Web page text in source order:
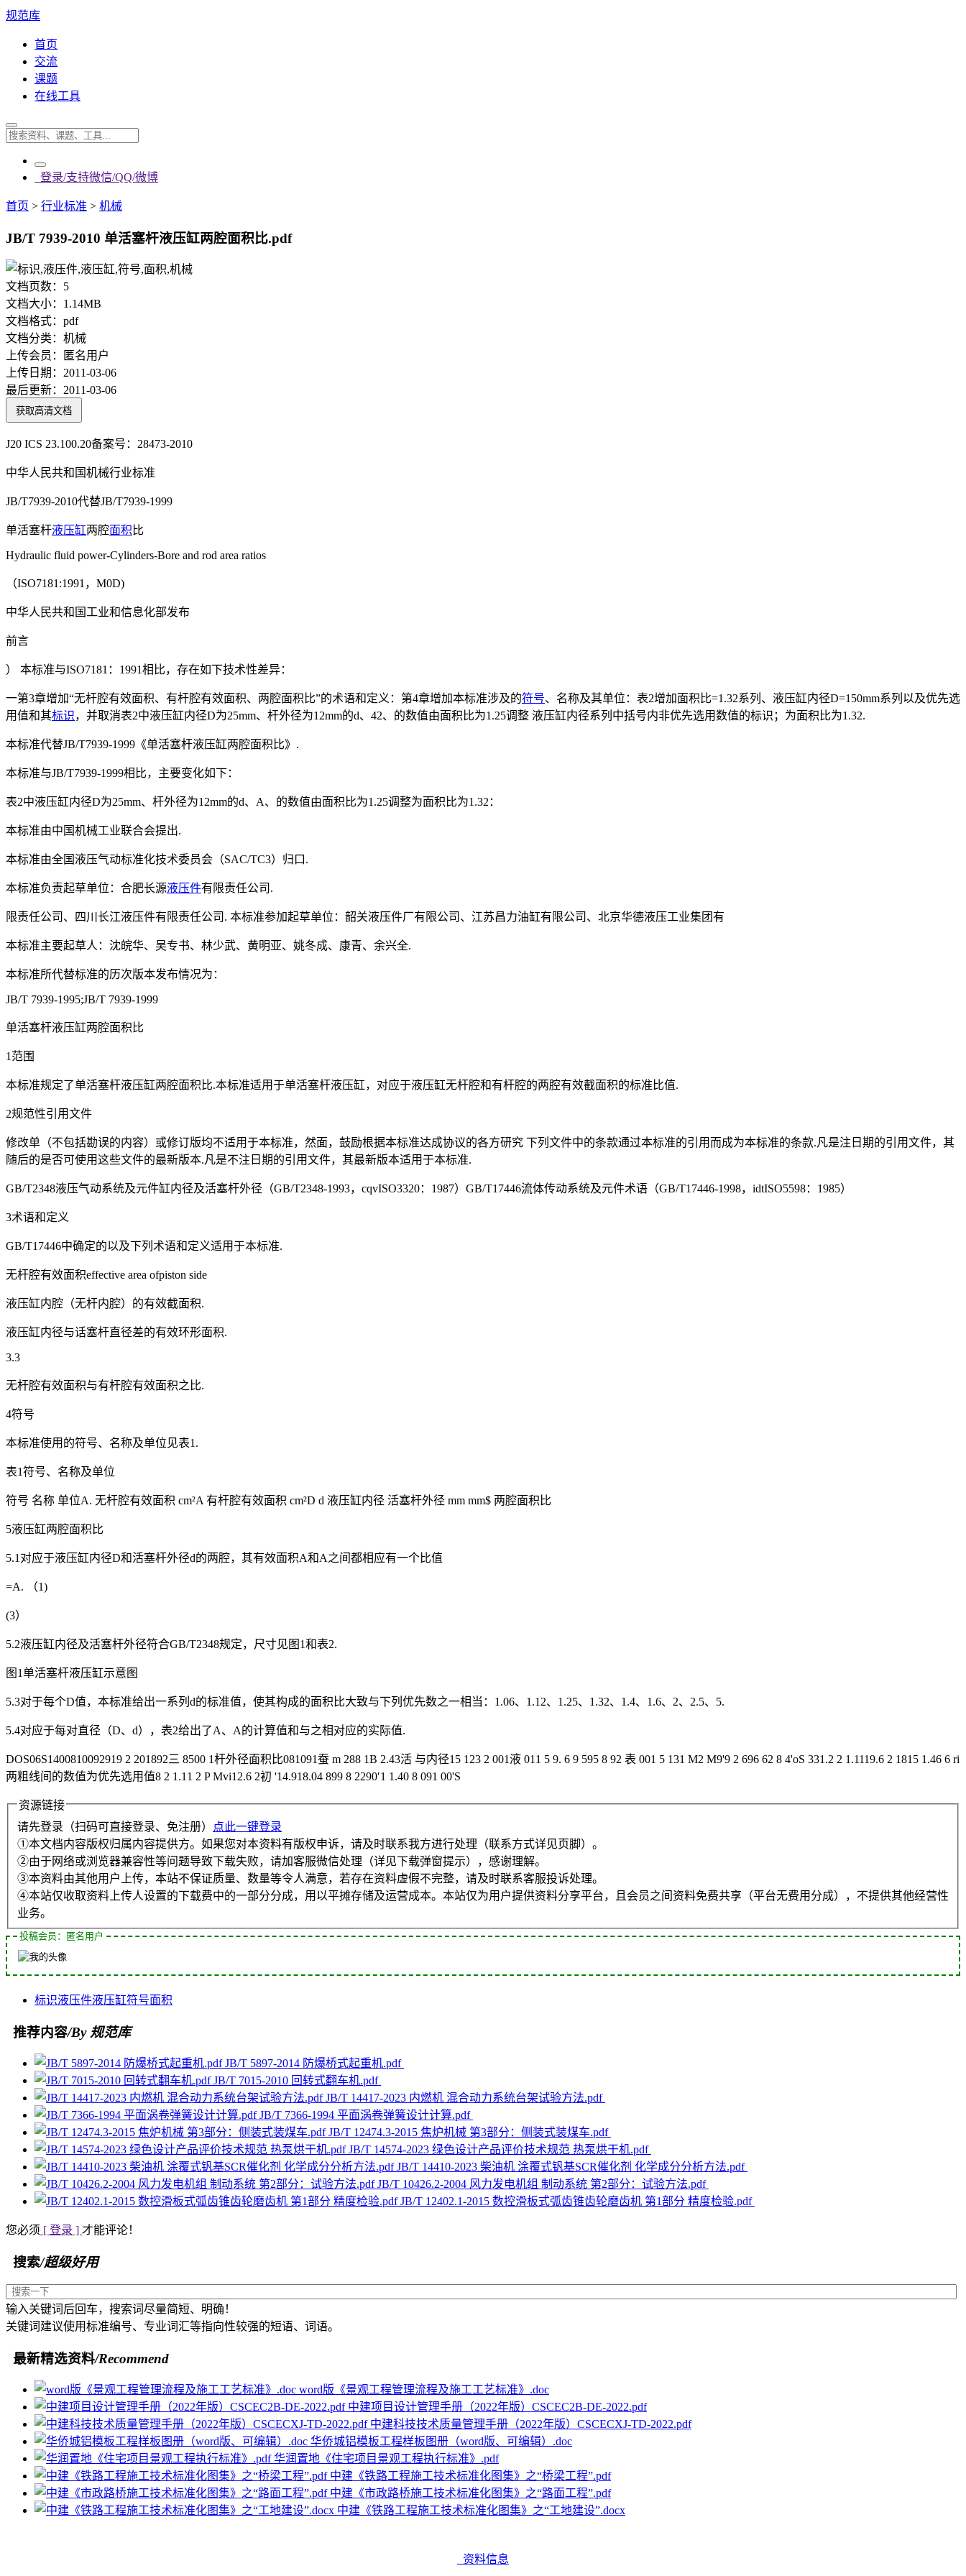
规范库
首页
交流
课题
在线工具
登录/支持微信/QQ/微博
首页 > 行业标准 > 机械
JB/T 7939-2010 单活塞杆液压缸两腔面积比.pdf
文档页数： 5
文档大小： 1.14MB
文档格式： pdf
文档分类： 机械
上传会员：
匿名用户
上传日期： 2011-03-06
最后更新： 2011-03-06
获取高清文档
J20 ICS 23.100.20备案号：28473-2010
中华人民共和国机械行业标准
JB/T7939-2010代替JB/T7939-1999
单活塞杆液压缸两腔面积 比
Hydraulic fluid power-Cylinders-Bore and rod area ratios
（ISO7181:1991，M0D)
中华人民共和国工业和信息化部发布
前言
） 本标准与ISO7181：1991相比，存在如下技术性差异：
一第3章增加“无杆腔有效面积、有杆腔有效面积、两腔面积比”的术语和定义：第4章增加本标准涉及的符号、名称及其单位：表2增加面积比=1.32系列、液压缸内径D=150mm系列以及优先选
用值和其标识，并取消表2中液压缸内径D为25mm、杆外径为12mm的d、42、的数值由面积比为1.25调整 液压缸内径系列中括号内非优先选用数值的标识；为面积比为1.32.
本标准代替JB/T7939-1999《单活塞杆液压缸两腔面积比》.
本标准与JB/T7939-1999相比，主要变化如下：
表2中液压缸内径D为25mm、杆外径为12mm的d、A、的数值由面积比为1.25调整为面积比为1.32：
本标准由中国机械工业联合会提出.
本标准由全国液压气动标准化技术委员会（SAC/TC3）归口.
本标准负责起草单位：合肥长源液压件有限责任公司.
限责任公司、四川长江液压件有限责任公司. 本标准参加起草单位：韶关液压件厂有限公司、江苏昌力油缸有限公司、北京华德液压工业集团有
本标准主要起草人：沈皖华、吴专书、林少武、黄明亚、姚冬成、康青、余兴全.
本标准所代替标准的历次版本发布情况为：
JB/T 7939-1995;JB/T 7939-1999
单活塞杆液压缸两腔面积比
1范围
本标准规定了单活塞杆液压缸两腔面积比.本标准适用于单活塞杆液压缸，对应于液压缸无杆腔和有杆腔的两腔有效截面积的标准比值.
2规范性引用文件
修改单（不包括勘误的内容）或修订版均不适用于本标准，然面，鼓励根据本标准达成协议的各方研究 下列文件中的条款通过本标准的引用而成为本标准的条款.凡是注日期的引用文件，其
随后的是否可使用这些文件的最新版本.凡是不注日期的引用文件，其最新版本适用于本标准.
GB/T2348液压气动系统及元件缸内径及活塞杆外径（GB/T2348-1993，cqvISO3320：1987）GB/T17446流体传动系统及元件术语（GB/T17446-1998，idtISO5598：1985）
3术语和定义
GB/T17446中确定的以及下列术语和定义适用于本标准.
无杆腔有效面积effective area ofpiston side
液压缸内腔（无杆内腔）的有效截面积.
液压缸内径与话塞杆直径差的有效环形面积.
3.3
无杆腔有效面积与有杆腔有效面积之比.
4符号
本标准使用的符号、名称及单位见表1.
表1符号、名称及单位
符号 名称 单位A. 无杆腔有效面积 cm²A 有杆腔有效面积 cm²D d 液压缸内径 活塞杆外径 mm mm$ 两腔面积比
5液压缸两腔面积比
5.1对应于液压缸内径D和活塞杆外径d的两腔，其有效面积A和A之间都相应有一个比值
=A. （1)
(3）
5.2液压缸内径及活塞杆外径符合GB/T2348规定，尺寸见图1和表2.
图1单活塞杆液压缸示意图
5.3对于每个D值，本标准给出一系列d的标准值，使其构成的面积比大致与下列优先数之一相当：1.06、1.12、1.25、1.32、1.4、1.6、2、2.5、5.
5.4对应于每对直径（D、d），表2给出了A、A的计算值和与之相对应的实际值.
DOS06S1400810092919 2 201892三 8500 1杆外径面积比081091蚕 m 288 1B 2.43活 与内径15 123 2 001液 011 5 9. 6 9 595 8 92 表 001 5 131 M2 M9'9 2 696 62 8 4'oS 331.2 2 1.1119.6 2 1815 1.46 6 ri
两粗线间的数值为优先选用值8 2 1.11 2 P Mvi12.6 2初 '14.918.04 899 8 2290′1 1.40 8 091 00'S
资源链接
请先登录（扫码可直接登录、免注册）
点此一键登录
①本文档内容版权归属内容提供方。如果您对本资料有版权申诉，请及时联系我方进行处理（联系方式详见页脚）。
②由于网络或浏览器兼容性等问题导致下载失败，请加客服微信处理（详见下载弹窗提示），感谢理解。
③本资料由其他用户上传，本站不保证质量、数量等令人满意，若存在资料虚假不完整，请及时联系客服投诉处理。
④本站仅收取资料上传人设置的下载费中的一部分分成，用以平摊存储及运营成本。本站仅为用户提供资料分享平台，且会员之间资料免费共享（平台无费用分成），不提供其他经营性
业务。
投稿会员：匿名用户
标识液压件液压缸符号面积
推荐内容/By 规范库
JB/T 5897-2014 防爆桥式起重机.pdf
JB/T 7015-2010 回转式翻车机.pdf
JB/T 14417-2023 内燃机 混合动力系统台架试验方法.pdf
JB/T 7366-1994 平面涡卷弹簧设计计算.pdf
JB/T 12474.3-2015 焦炉机械 第3部分：侧装式装煤车.pdf
JB/T 14574-2023 绿色设计产品评价技术规范 热泵烘干机.pdf
JB/T 14410-2023 柴油机 涂覆式钒基SCR催化剂 化学成分分析方法.pdf
JB/T 10426.2-2004 风力发电机组 制动系统 第2部分：试验方法.pdf
JB/T 12402.1-2015 数控滑板式弧齿锥齿轮磨齿机 第1部分 精度检验.pdf
您必须 [ 登录 ] 才能评论！
搜索/超级好用
输入关键词后回车，搜索词尽量简短、明确！
关键词建议使用标准编号、专业词汇等指向性较强的短语、词语。
最新精选资料/Recommend
word版《景观工程管理流程及施工工艺标准》.doc
中建项目设计管理手册（2022年版）CSCEC2B-DE-2022.pdf
中建科技技术质量管理手册（2022年版）CSCECXJ-TD-2022.pdf
华侨城铝模板工程样板图册（word版、可编辑）.doc
华润置地《住宅项目景观工程执行标准》.pdf
中建《铁路工程施工技术标准化图集》之“桥梁工程”.pdf
中建《市政路桥施工技术标准化图集》之“路面工程”.pdf
中建《铁路工程施工技术标准化图集》之“工地建设”.docx
资料信息